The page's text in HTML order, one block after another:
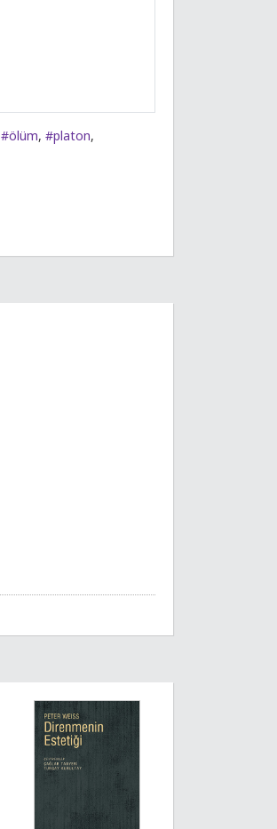
#ölüm, #platon,